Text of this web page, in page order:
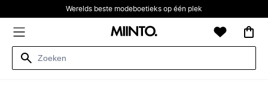
Werelds beste modeboetieks op één plek